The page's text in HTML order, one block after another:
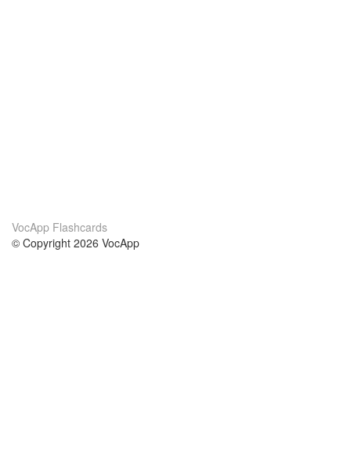
VocApp Flashcards
© Copyright 2026 VocApp